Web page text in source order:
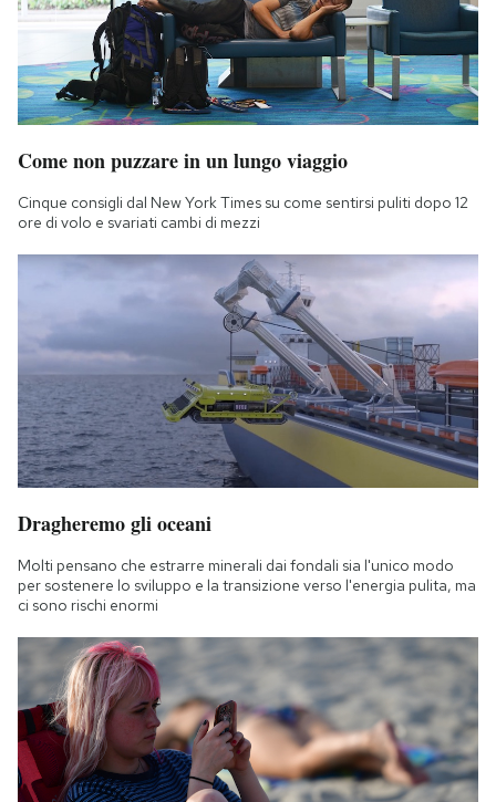
Come non puzzare in un lungo viaggio
Cinque consigli dal New York Times su come sentirsi puliti dopo 12
ore di volo e svariati cambi di mezzi
Dragheremo gli oceani
Molti pensano che estrarre minerali dai fondali sia l'unico modo
per sostenere lo sviluppo e la transizione verso l'energia pulita, ma
ci sono rischi enormi